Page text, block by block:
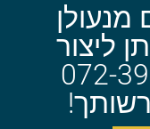
מנעולן
ליצור
3942467